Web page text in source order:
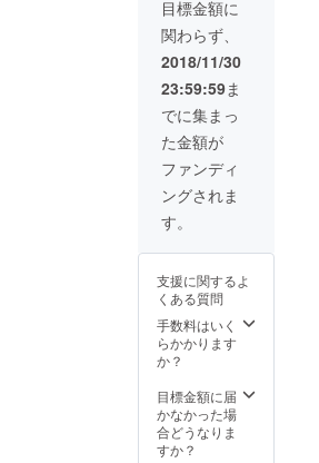
す
タ
ビュー
時の交
通費
（同伴
者1人含
む）は
ご負担
お願い
します
・限定
FB希望
さま向
け」ご
支援を
お願い
します
効果】
・オウ
ンドメ
ディア
容があ
り、全
国に広
げたい
方 ・プ
ラン/ツ
アーは
あるけ
ど、全
部任せ
たい方
（魅力
して納
品しま
す） ・
プラン/
ツアー
画とし
て紹介
された
い方
パー
ティと
一緒に
まとめ
て参加
も可能
です^^
※場所は
東京都
内で
す。沖
縄では
さい！
いま
す。 ※
リリー
ス記念
イベン
トの日
程は、
2019/02
/09(土)
午後を
予定し
ていま
一緒に
リリー
ス時の
イベン
トを
祝って
くれる
方 ・
「アテ
ン
ダー」
を共に
れる方
・東京
の下町
付近を
元気で
明るい
い方
【注意
事項】
内、海
外で多
数プラ
イベー
テン
ダーと
して活
躍して
いる小
笠原愛
さんに
もらう
体験会
【こん
な方に
おすす
め】 ・
ス時の
イベン
トを
注：希
望者の
み
的に称
えさせ
ていた
だきま
す！！
額縁は
いい感
じのに
しま
す。 ま
た、
特設
ができ
ました
ら掲載
させて
いただ
す！
注：希
望者の
み
目標金額に
関わらず、
2018/11/30
23:59:59ま
でに集まっ
た金額が
ファンディ
ングされま
す。
支援に関するよ
くある質問
手数料はいく
らかかります
か？
目標金額に届
かなかった場
合どうなりま
すか？